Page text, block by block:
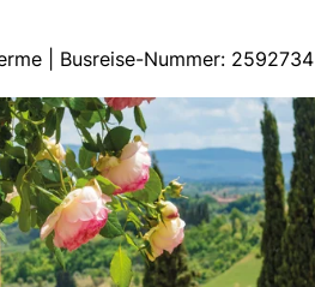
| Busreise-Nummer: 2592734